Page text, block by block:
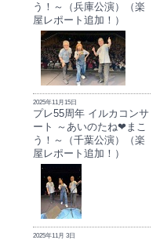
う！～（兵庫公演）（楽
屋レポート追加！）
2025年11月15日
プレ55周年 イルカコンサ
ート ～あいのたね❤まこ
う！～（千葉公演）（楽
屋レポート追加！）
2025年11月 3日